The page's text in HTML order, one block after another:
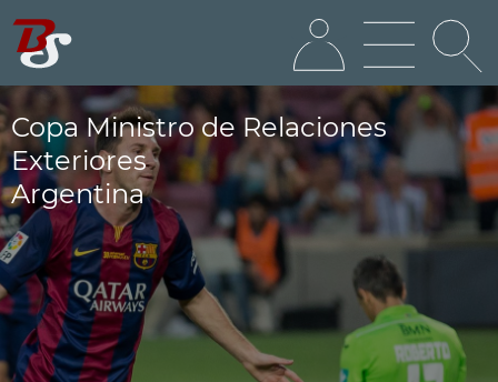
Copa Ministro de Relaciones
Exteriores
Argentina